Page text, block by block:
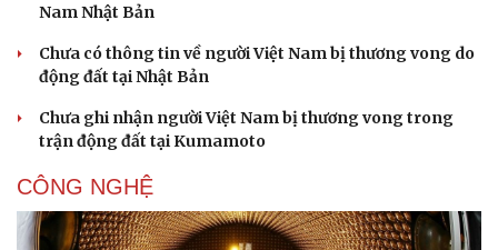
Nam Nhật Bản
Chưa có thông tin về người Việt Nam bị thương vong do
động đất tại Nhật Bản
Chưa ghi nhận người Việt Nam bị thương vong trong
trận động đất tại Kumamoto
CÔNG NGHỆ